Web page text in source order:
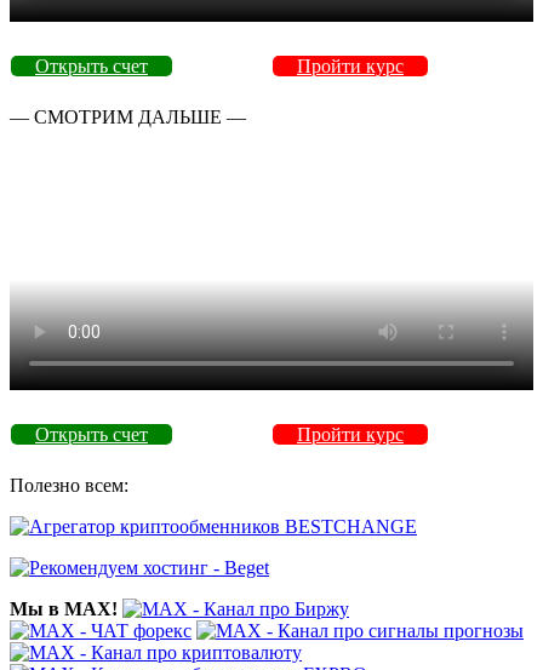
Открыть счет Пройти курс
— СМОТРИМ ДАЛЬШЕ —
Открыть счет Пройти курс
Полезно всем:
Мы в MAX!